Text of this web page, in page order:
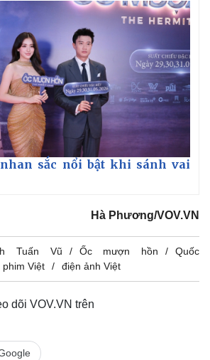
Quân sự - Quốc phòng
Vũ khí
Việt Nam
Phân tích
sắc nổi bật khi sánh vai
Hà Phương/VOV.VN
Tuấn Vũ Ốc mượn hồn
Quốc
phim Việt điện ảnh Việt
dõi VOV.VN trên